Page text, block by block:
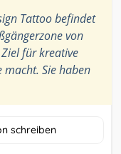
Tattoo befindet
von
für kreative
macht. Sie haben
schreiben